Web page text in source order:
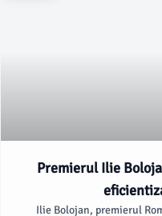
Premierul Ilie
Ilie Bolojan, premierul